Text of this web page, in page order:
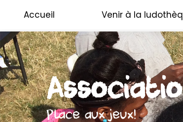
Accueil Venir à la
Place aux jeux!